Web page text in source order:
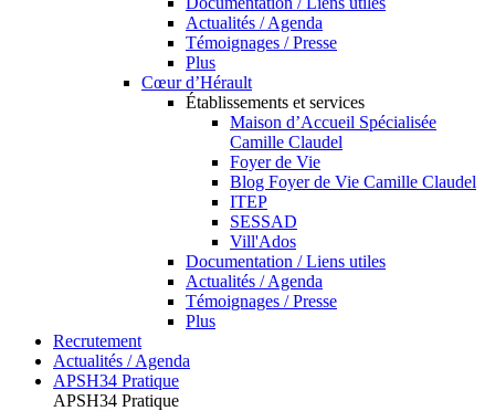
Actualités / Agenda
Témoignages / Presse
Plus
Cœur d’Hérault
Établissements et services
Maison d’Accueil Spécialisée
Camille Claudel
Foyer de Vie
Blog Foyer de Vie Camille Claudel
ITEP
SESSAD
Vill'Ados
Documentation / Liens utiles
Actualités / Agenda
Témoignages / Presse
Plus
Recrutement
Actualités / Agenda
APSH34 Pratique
APSH34 Pratique